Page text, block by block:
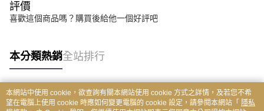
評價
喜歡這個商品嗎？購買後給他一個好評吧
本分類熱銷全站排行
熱門標籤
本網站中使用 cookie，欲查詢有關本網站使用 cookie 方式之詳情，及若您不希
望在電腦上使用 cookie 時應如何變更電腦的 cookie 設定，請參閱本網站「 隱私